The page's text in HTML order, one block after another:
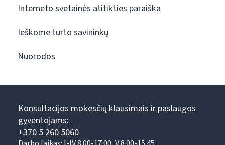
Interneto svetainės atitikties paraiška
Ieškome turto savininkų
Nuorodos
Konsultacijos mokesčių klausimais ir paslaugos
gyventojams:
+370 5 260 5060